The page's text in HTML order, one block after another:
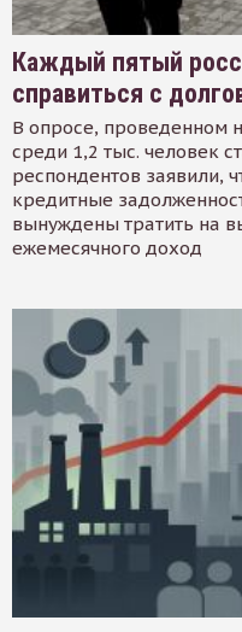
Каждый пятый
справиться с
В опросе, проведенном
среди 1,2 тыс. человек
респондентов заявили,
кредитные
вынуждены тратить на
ежемесячного доход